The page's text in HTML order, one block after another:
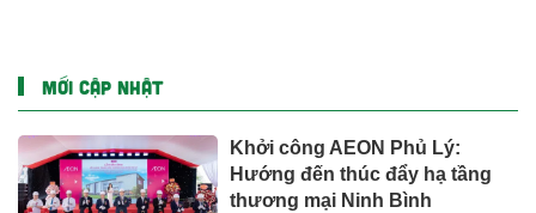
MỚI CẬP NHẬT
Khởi công AEON Phủ Lý:
Hướng đến thúc đẩy hạ tầng
thương mại Ninh Bình